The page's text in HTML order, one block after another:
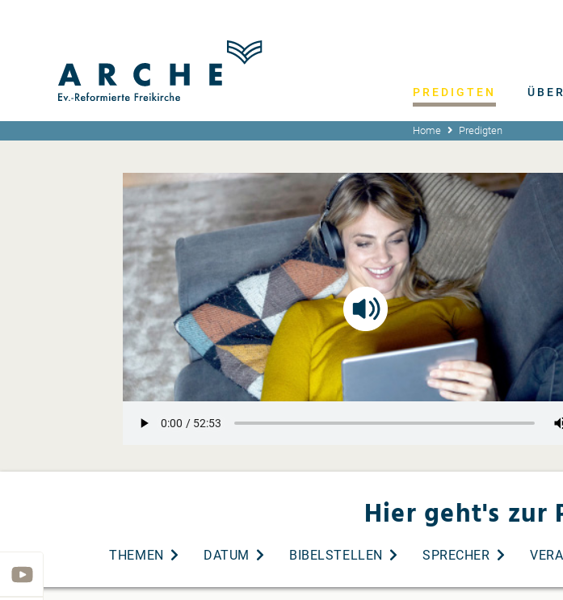
PREDIGTEN
Home Predigten
Hier geht's zur
THEMEN DATUM BIBELSTELLEN SPRECHER